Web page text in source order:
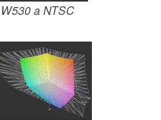
W530 a NTSC